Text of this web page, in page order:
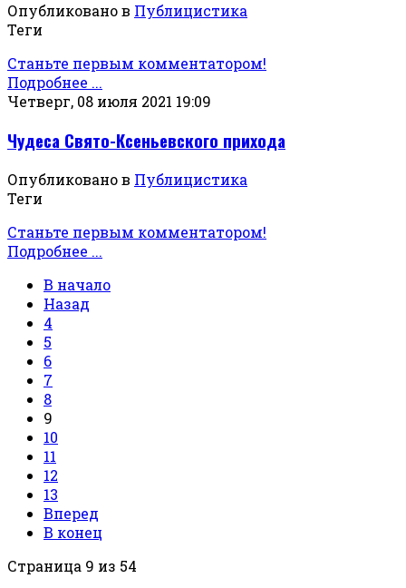
Опубликовано в Публицистика
Теги
Станьте первым комментатором!
Подробнее ...
Четверг, 08 июля 2021 19:09
Чудеса Свято-Ксеньевского прихода
Опубликовано в Публицистика
Теги
Станьте первым комментатором!
Подробнее ...
В начало
Назад
4
5
6
7
8
9
10
11
12
13
Вперед
В конец
Страница 9 из 54